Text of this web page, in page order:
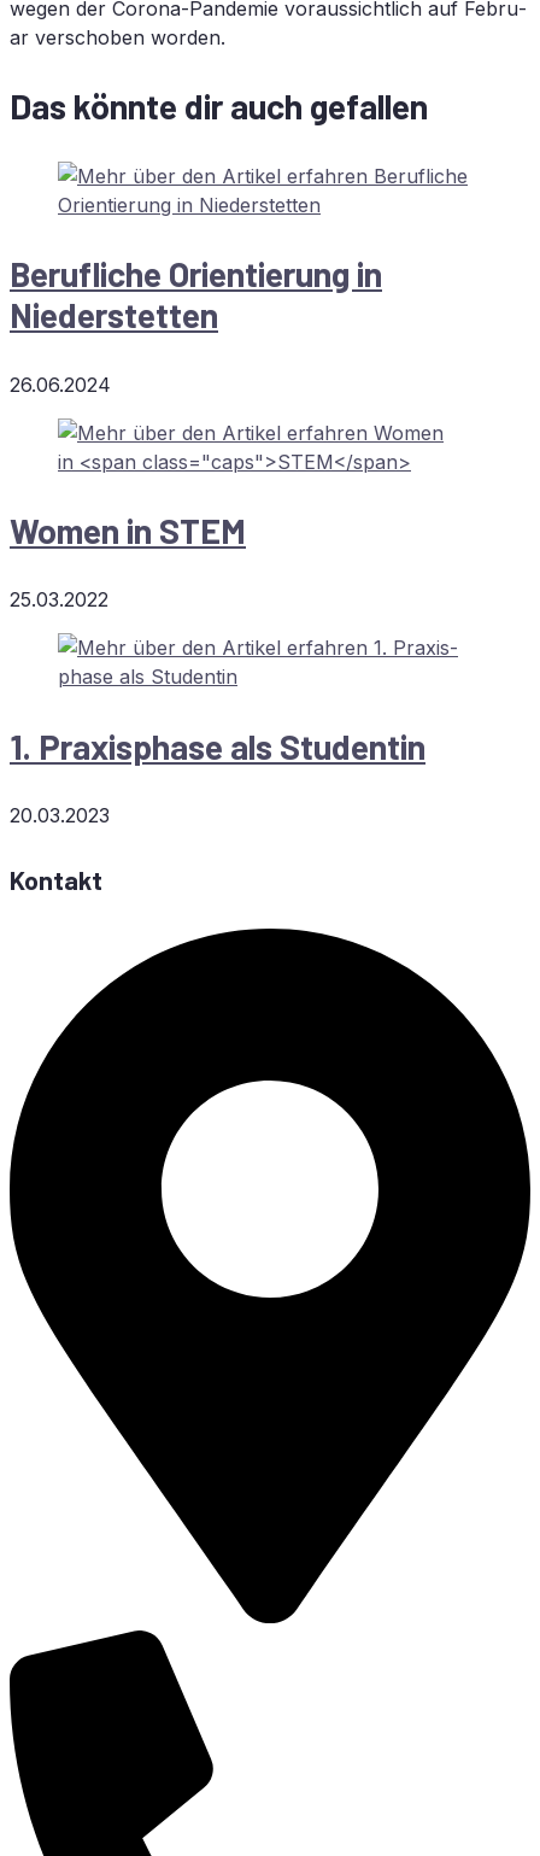
we­gen der Co­ro­na-Pan­de­mie vor­aus­sicht­lich auf Fe­bru­
ar ver­scho­ben worden.
Das könnte dir auch gefallen
Be­ruf­li­che Ori­en­tie­rung in
Niederstetten
26.06.2024
Wo­men in STEM
25.03.2022
1. Pra­xis­pha­se als Studentin
20.03.2023
Kontakt